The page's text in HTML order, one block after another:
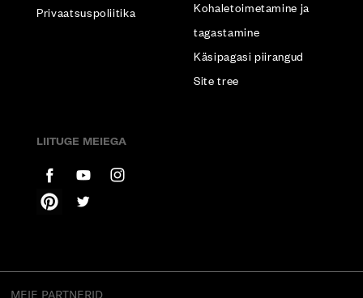
Privaatsuspoliitika
Kohaletoimetamine ja
tagastamine
Käsipagasi piirangud
Site tree
LIITUGE MEIEGA
MEIE PARTNERID